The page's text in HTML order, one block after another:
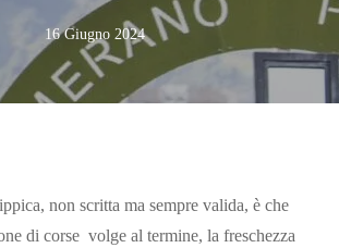
16 Giugno 2024
non scritta ma sempre valida, è che
di corse volge al termine, la freschezza